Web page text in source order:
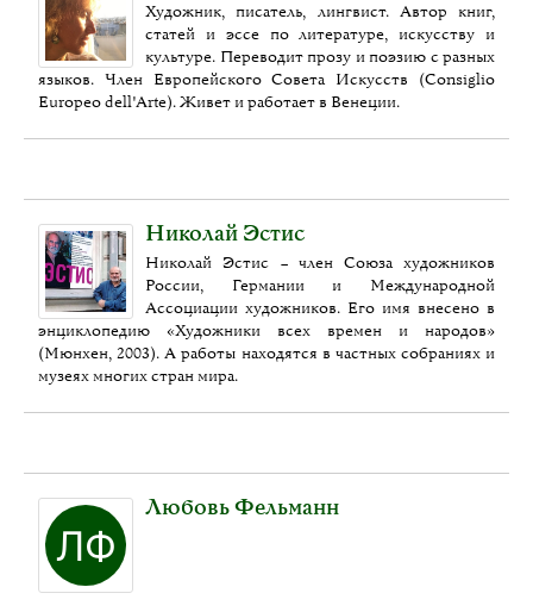
Художник, писатель, лингвист. Автор книг,
статей и эссе по литературе, искусству и
культуре. Переводит прозу и поэзию с разных
языков. Член Европейского Совета Искусств (Consiglio
Europeo dell'Arte). Живет и работает в Венеции.
Николай Эстис
Николай Эстис – член Союза художников
России, Германии и Международной
Ассоциации художников. Его имя внесено в
энциклопедию «Художники всех времен и народов»
(Мюнхен, 2003). А работы находятся в частных собраниях и
музеях многих стран мира.
Любовь Фельманн